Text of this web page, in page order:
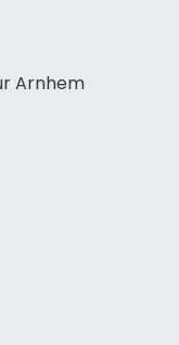
Arnhem